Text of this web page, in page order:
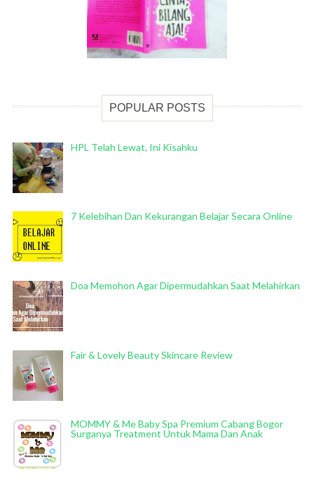
POPULAR POSTS
HPL Telah Lewat, Ini Kisahku
7 Kelebihan Dan Kekurangan Belajar Secara Online
Doa Memohon Agar Dipermudahkan Saat Melahirkan
Fair & Lovely Beauty Skincare Review
MOMMY & Me Baby Spa Premium Cabang Bogor
Surganya Treatment Untuk Mama Dan Anak